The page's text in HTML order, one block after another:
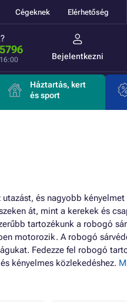
Cégeknek Elérhetőség
Bejelentkezni
Háztartás, kert
és sport
és nagyobb kényelmet
át, mint a kerekek és
tartozékunk a robogó
motorozik. A robogó
Fedezze fel robogó
kényelmes közlekedéshez.